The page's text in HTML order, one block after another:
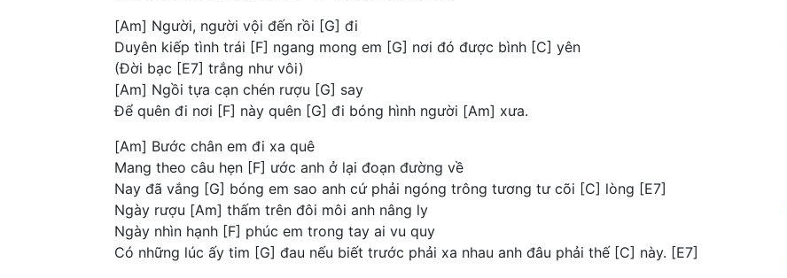
[Am] Người, người vội đến rồi [G] đi
Duyên kiếp tình trái [F] ngang mong em [G] nơi đó được bình [C] yên
(Đời bạc [E7] trắng như vôi)
[Am] Ngồi tựa cạn chén rượu [G] say
Để quên đi nơi [F] này quên [G] đi bóng hình người [Am] xưa.
[Am] Bước chân em đi xa quê
Mang theo câu hẹn [F] ước anh ở lại đoạn đường về
Nay đã vắng [G] bóng em sao anh cứ phải ngóng trông tương tư cõi [C] lòng [E7]
Ngày rượu [Am] thấm trên đôi môi anh nâng ly
Ngày nhìn hạnh [F] phúc em trong tay ai vu quy
Có những lúc ấy tim [G] đau nếu biết trước phải xa nhau anh đâu phải thế [C] này. [E7]